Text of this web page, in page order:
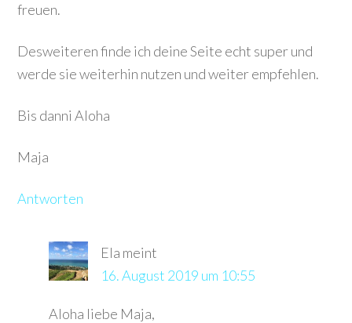
freuen.
Desweiteren finde ich deine Seite echt super und
werde sie weiterhin nutzen und weiter empfehlen.
Bis danni Aloha
Maja
Antworten
Ela meint
16. August 2019 um 10:55
Aloha liebe Maja,